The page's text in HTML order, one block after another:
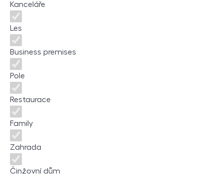
Kanceláře
Les
Business premises
Pole
Restaurace
Family
Zahrada
Činžovní dům